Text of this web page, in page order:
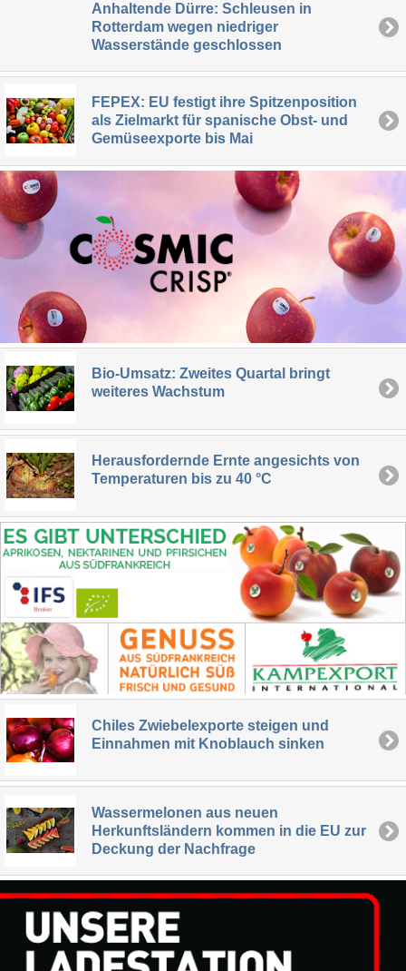
Anhaltende Dürre: Schleusen in
Rotterdam wegen niedriger
Wasserstände geschlossen
FEPEX: EU festigt ihre Spitzenposition
als Zielmarkt für spanische Obst- und
Gemüseexporte bis Mai
Bio-Umsatz: Zweites Quartal bringt
weiteres Wachstum
Herausfordernde Ernte angesichts von
Temperaturen bis zu 40 °C
Chiles Zwiebelexporte steigen und
Einnahmen mit Knoblauch sinken
Wassermelonen aus neuen
Herkunftsländern kommen in die EU zur
Deckung der Nachfrage